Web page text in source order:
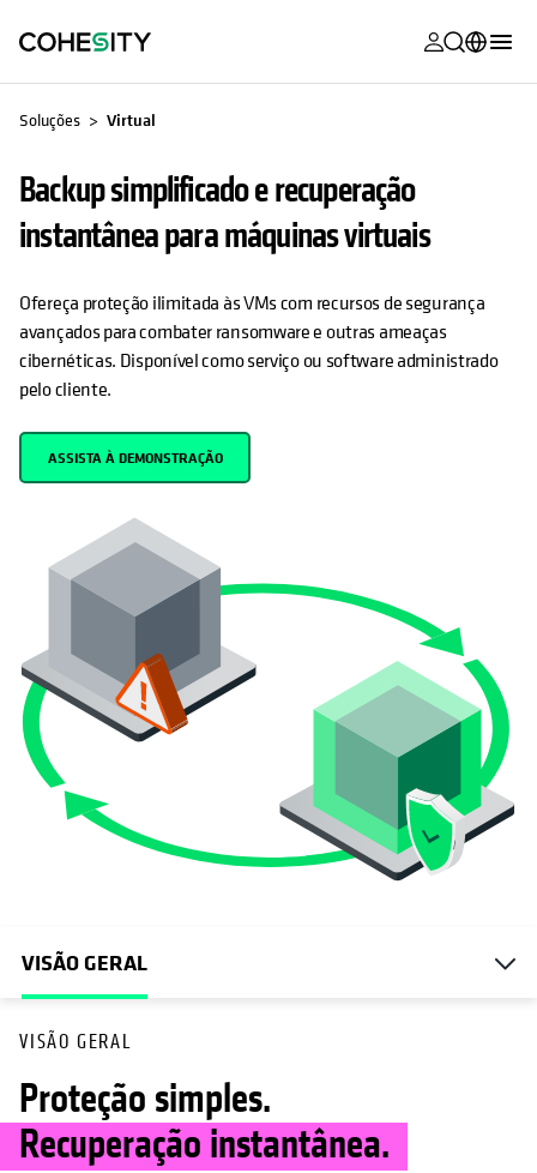
opens in a
opens in a
opens in a
opens in a
do produto
opens in a
Academia
opens in a
opens in a
opens in a
Deutsch (Germany)
Français (France)
日本語 (Japan)
한국어 (South
Soluções Virtual
Backup simplificado e recuperação
instantânea para máquinas virtuais
Ofereça proteção ilimitada às VMs com recursos de segurança
avançados para combater ransomware e outras ameaças
cibernéticas. Disponível como serviço ou software administrado
pelo cliente.
ASSISTA À DEMONSTRAÇÃO
VISÃO GERAL
VISÃO GERAL
Proteção simples.
Recuperação instantânea.